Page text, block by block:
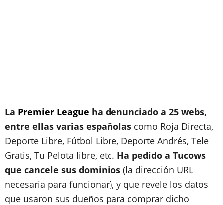
La Premier League ha denunciado a 25 webs,
entre ellas varias españolas como Roja Directa,
Deporte Libre, Fútbol Libre, Deporte Andrés, Tele
Gratis, Tu Pelota libre, etc. Ha pedido a Tucows
que cancele sus dominios (la dirección URL
necesaria para funcionar), y que revele los datos
que usaron sus dueños para comprar dicho